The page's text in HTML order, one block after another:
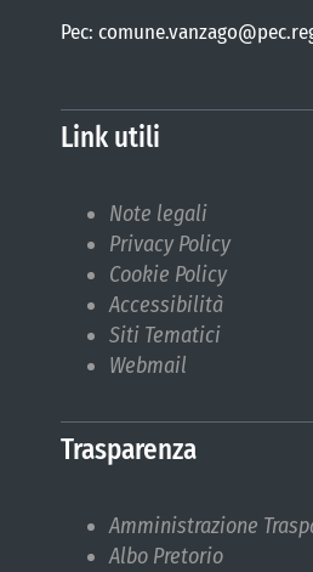
Pec:
Link utili
Note legali
Privacy Policy
Cookie Policy
Accessibilità
Siti Tematici
Webmail
Trasparenza
Amministrazione
Albo Pretorio